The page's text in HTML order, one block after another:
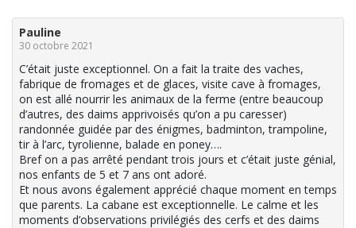
Pauline
30 octobre 2021
C’était juste exceptionnel. On a fait la traite des vaches,
fabrique de fromages et de glaces, visite cave à fromages,
on est allé nourrir les animaux de la ferme (entre beaucoup
d’autres, des daims apprivoisés qu’on a pu caresser)
randonnée guidée par des énigmes, badminton, trampoline,
tir à l’arc, tyrolienne, balade en poney….
Bref on a pas arrêté pendant trois jours et c’était juste génial,
nos enfants de 5 et 7 ans ont adoré.
Et nous avons également apprécié chaque moment en temps
que parents. La cabane est exceptionnelle. Le calme et les
moments d’observations privilégiés des cerfs et des daims